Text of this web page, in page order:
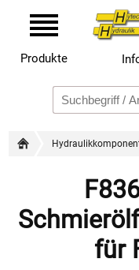
Produkte
für